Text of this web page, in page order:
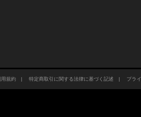
用規約| 特定商取引に関する法律に基づく記述 | プラ